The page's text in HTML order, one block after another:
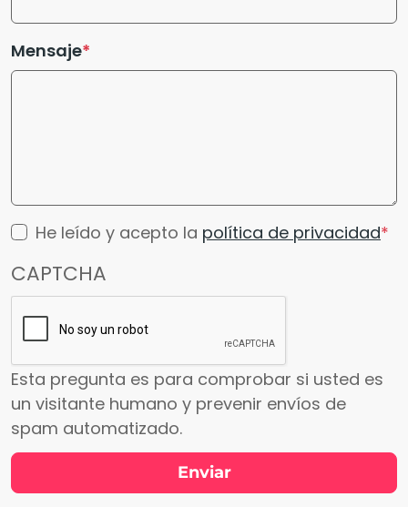
Mensaje
He leído y acepto la política de privacidad
CAPTCHA
Esta pregunta es para comprobar si usted es
un visitante humano y prevenir envíos de
spam automatizado.